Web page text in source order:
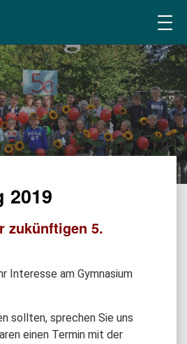
2019
zukünftigen 5.
Interesse am Gymnasium
sollten, sprechen Sie uns
einen Termin mit der